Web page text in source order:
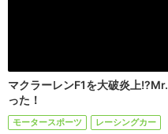
マクラーレンF1を大破炎上
った！
モータースポーツ レーシングカー